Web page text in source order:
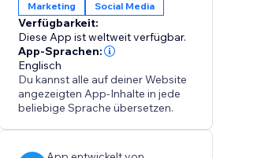
Marketing Social Media
Verfügbarkeit:
Diese App ist weltweit verfügbar.
App-Sprachen:
Englisch
Du kannst alle auf deiner Website
angezeigten App-Inhalte in jede
beliebige Sprache übersetzen.